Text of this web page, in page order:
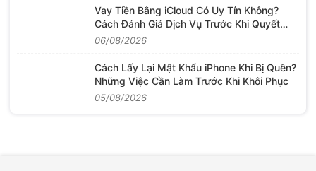
Vay Tiền Bằng iCloud Có Uy Tín Không?
Cách Đánh Giá Dịch Vụ Trước Khi Quyết
Định
06/08/2026
Cách Lấy Lại Mật Khẩu iPhone Khi Bị Quên?
Những Việc Cần Làm Trước Khi Khôi Phục
05/08/2026